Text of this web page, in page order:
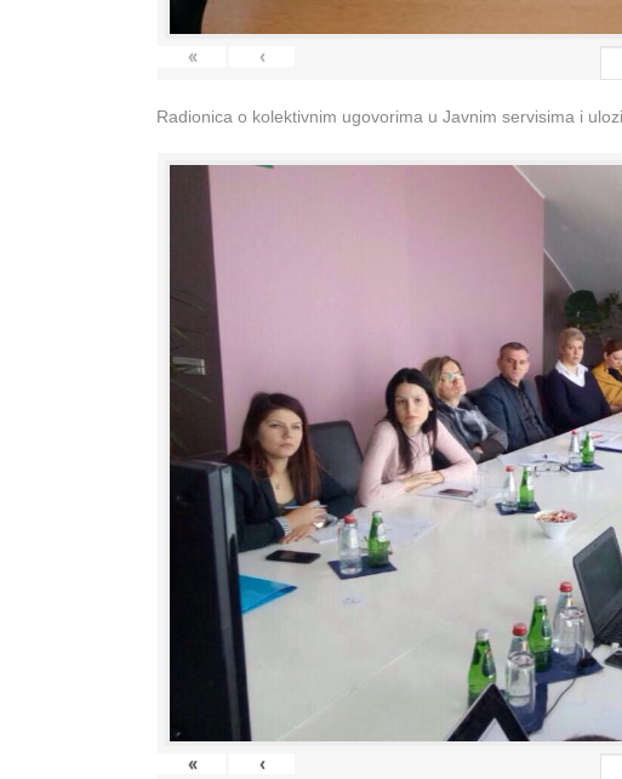
« ‹
Radionica o kolektivnim ugovorima u Javnim servisima i
« ‹